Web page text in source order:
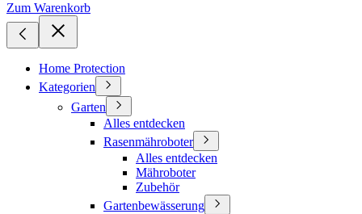
Zum Warenkorb
Home Protection
Kategorien
Garten
Alles entdecken
Rasenmähroboter
Alles entdecken
Mähroboter
Zubehör
Gartenbewässerung